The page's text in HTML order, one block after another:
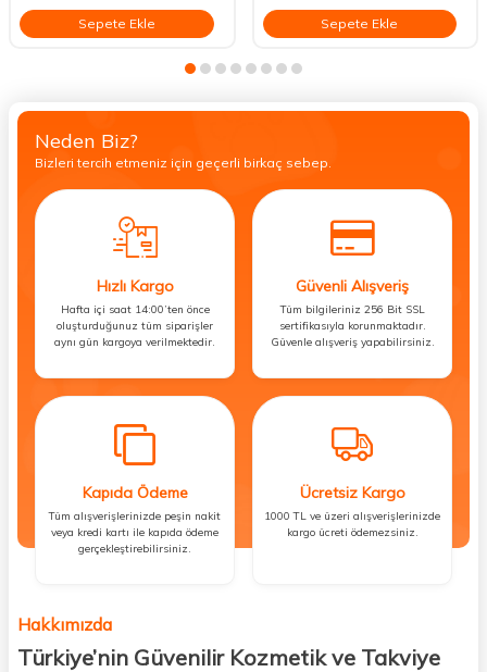
Sepete Ekle Sepete Ekle
Neden Biz?
Bizleri tercih etmeniz için geçerli birkaç sebep.
Hızlı Kargo
Hafta içi saat 14:00’ten önce
oluşturduğunuz tüm siparişler
aynı gün kargoya verilmektedir.
Güvenli Alışveriş
Tüm bilgileriniz 256 Bit SSL
sertifikasıyla korunmaktadır.
Güvenle alışveriş yapabilirsiniz.
Kapıda Ödeme
Tüm alışverişlerinizde peşin nakit
veya kredi kartı ile kapıda ödeme
gerçekleştirebilirsiniz.
Ücretsiz Kargo
1000 TL ve üzeri alışverişlerinizde
kargo ücreti ödemezsiniz.
Hakkımızda
Türkiye’nin Güvenilir Kozmetik ve Takviye